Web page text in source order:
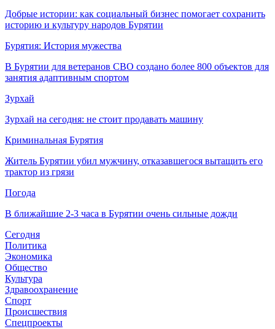
Добрые истории: как социальный бизнес помогает сохранить
историю и культуру народов Бурятии
Бурятия: История мужества
В Бурятии для ветеранов СВО создано более 800 объектов для
занятия адаптивным спортом
Зурхай
Зурхай на сегодня: не стоит продавать машину
Криминальная Бурятия
Житель Бурятии убил мужчину, отказавшегося вытащить его
трактор из грязи
Погода
В ближайшие 2-3 часа в Бурятии очень сильные дожди
Сегодня
Политика
Экономика
Общество
Культура
Здравоохранение
Спорт
Происшествия
Спецпроекты